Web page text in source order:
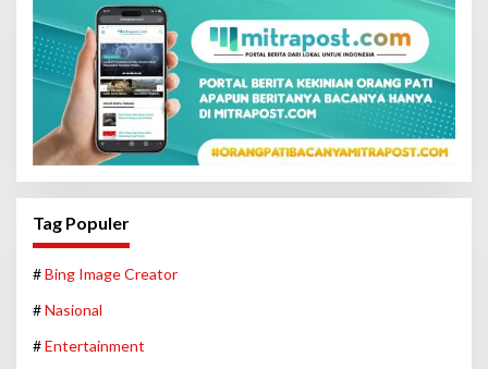
Tag Populer
#Bing Image Creator
#Nasional
#Entertainment